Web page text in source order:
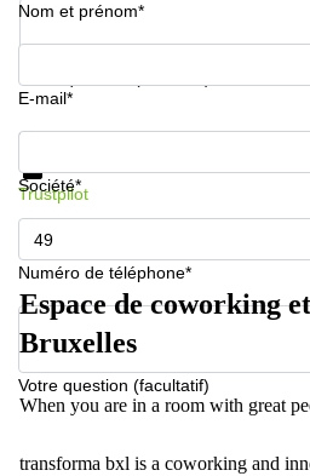
Nom et prénom*
E-mail*
Société*
Numéro de téléphone*
Votre question (facultatif)
Informations et prix
Trustpilot
Espace de coworking
Bruxelles
When you are in a room with great
transforma bxl is a coworking and